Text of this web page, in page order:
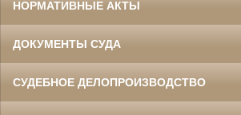
НОРМАТИВНЫЕ АКТЫ
ДОКУМЕНТЫ СУДА
СУДЕБНОЕ ДЕЛОПРОИЗВОДСТВО